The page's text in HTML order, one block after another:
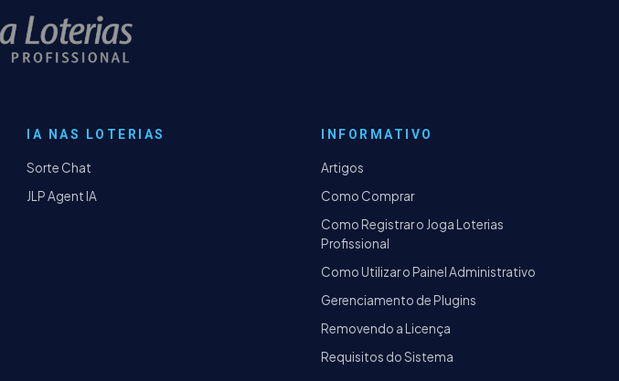
IA NAS LOTERIAS
Sorte Chat
JLP Agent IA
INFORMATIVO
Artigos
Como Comprar
Como Registrar o Joga Loterias
Profissional
Como Utilizar o Painel Administrativo
Gerenciamento de Plugins
Removendo a Licença
Requisitos do Sistema